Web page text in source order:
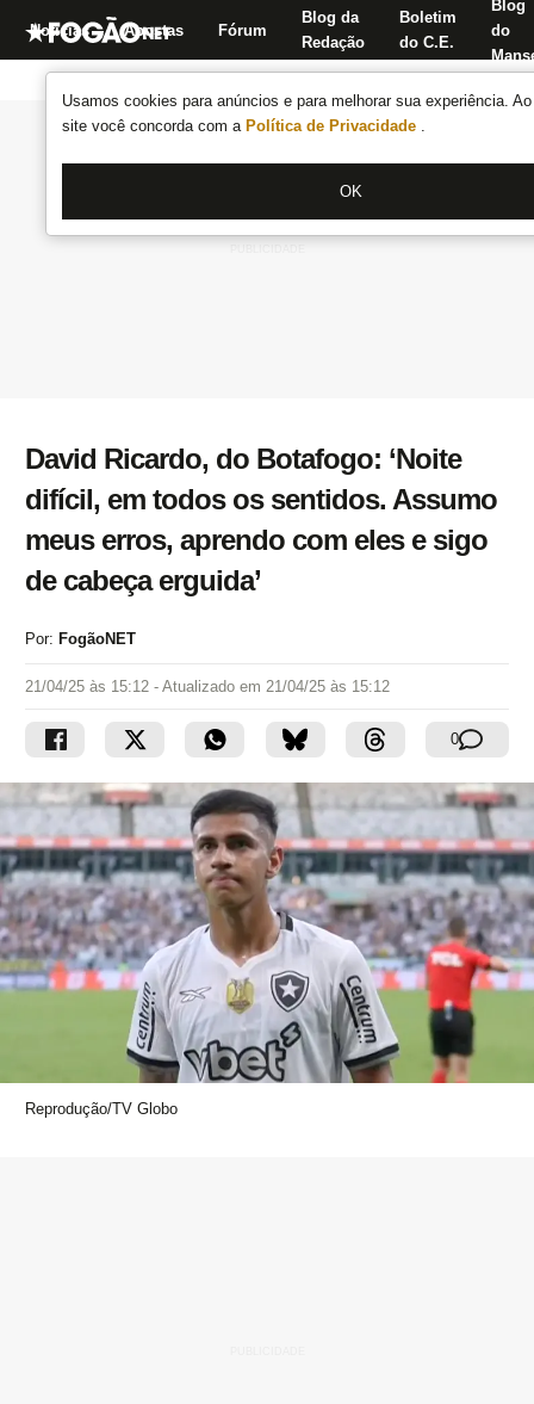
Usamos cookies para anúncios e para melhorar sua experiência.
site você concorda com a Política de Privacidade .
OK
Notícias Apostas Fórum
Blog da
Redação
Boletim
do C.E.
Blog
do
David Ricardo, do Botafogo: ‘Noite
difícil, em todos os sentidos. Assumo
meus erros, aprendo com eles e sigo
de cabeça erguida’
Por: FogãoNET
21/04/25 às 15:12 - Atualizado em 21/04/25 às 15:12
0
Reprodução/TV Globo